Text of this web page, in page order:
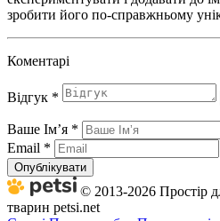
зробити його по-справжньому
Коментарі
Відгук *
Ваше Імʼя *
Email *
Опублікувати
© 2013-2026 Простір
тварин petsi.net